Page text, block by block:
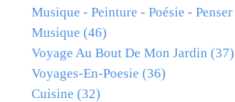
Musique - Peinture - Poésie - Penser
Musique (46)
Voyage Au Bout De Mon Jardin (37)
Voyages-En-Poesie (36)
Cuisine (32)